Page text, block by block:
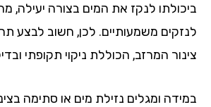
לנקז את המים בצורה יעילה, מה
משמעותיים. לכן, חשוב לבצע
המרזב, הכוללת ניקוי תקופתי ובדיקה
ומגלים נזילת מים או סתימה בצינור